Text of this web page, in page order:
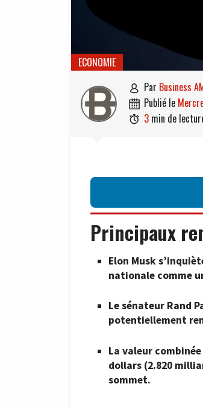
ECONOMIE
 par Business
 publié le
 3 min de
Principaux
Elon Musk
nationale comme
Le sénateur Rand
potentiellement
La valeur
dollars (2.820
sommet.